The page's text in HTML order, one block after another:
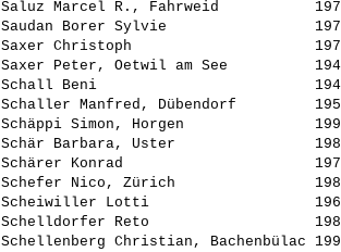
Saluz Marcel R., Fahrweid
Saudan Borer Sylvie
Saxer Christoph
Saxer Peter, Oetwil am See
Schall Beni
Schaller Manfred, Dübendorf
Schäppi Simon, Horgen
Schär Barbara, Uster
Schärer Konrad
Schefer Nico, Zürich
Scheiwiller Lotti
Schelldorfer Reto
Schellenberg Christian, Bachenbülac